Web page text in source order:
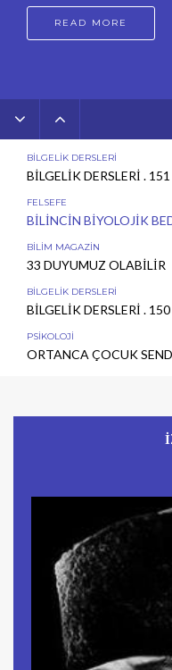
READ MORE
BİLGELİK DERSLERİ
BİLGELİK DERSLERİ . 151
FELSEFE
BİLİNCİN BİYOLOJİK
BİLİM MAGAZİN
33 DUYUMUZ OLABİLİR
BİLGELİK DERSLERİ
BİLGELİK DERSLERİ . 150
PSİKOLOJİ
ORTANCA ÇOCUK